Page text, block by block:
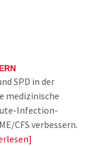
SPD in der
medizinische
Infection-
CFS verbessern.